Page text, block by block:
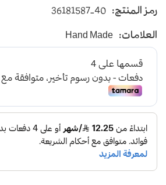
يأتي بأرضية متوسطة الإرتفاع باللون
و طبقة اسفنجية عالية الجودة لتعطي
ومقاومة الإنزلاق و التآكل
رمز المنتج: 36181587-40
العلامات: Hand Made